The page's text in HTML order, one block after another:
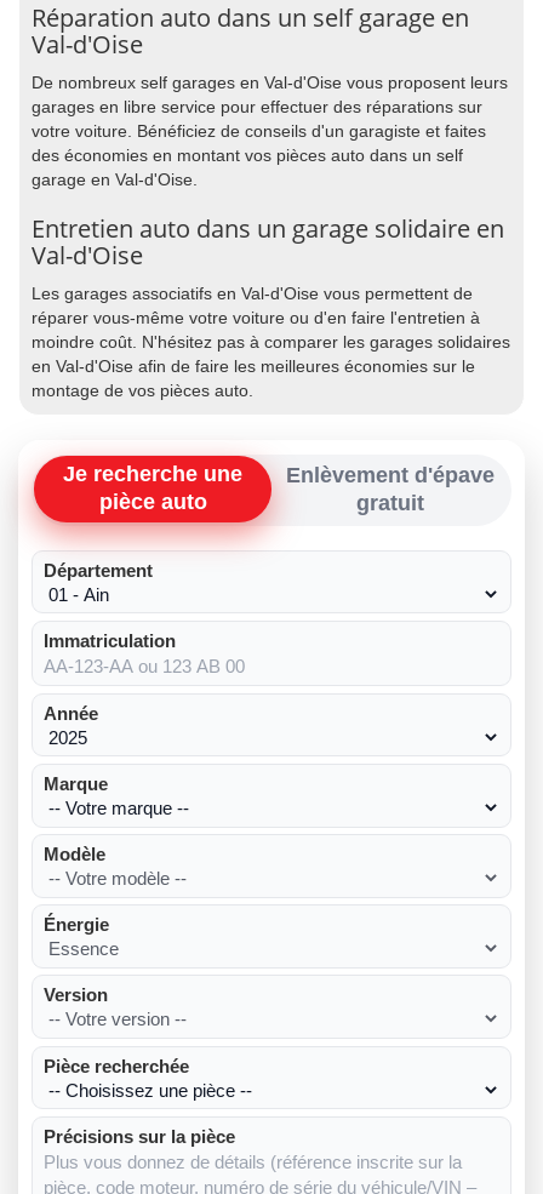
Réparation auto dans un self garage en
Val-d'Oise
De nombreux self garages en Val-d'Oise vous proposent leurs
garages en libre service pour effectuer des réparations sur
votre voiture. Bénéficiez de conseils d'un garagiste et faites
des économies en montant vos pièces auto dans un self
garage en Val-d'Oise.
Entretien auto dans un garage solidaire en
Val-d'Oise
Les garages associatifs en Val-d'Oise vous permettent de
réparer vous-même votre voiture ou d'en faire l'entretien à
moindre coût. N'hésitez pas à comparer les garages solidaires
en Val-d'Oise afin de faire les meilleures économies sur le
montage de vos pièces auto.
Je recherche une
pièce auto
Enlèvement d'épave
gratuit
Département
Immatriculation
Année
Marque
Modèle
Énergie
Version
Pièce recherchée
Précisions sur la pièce